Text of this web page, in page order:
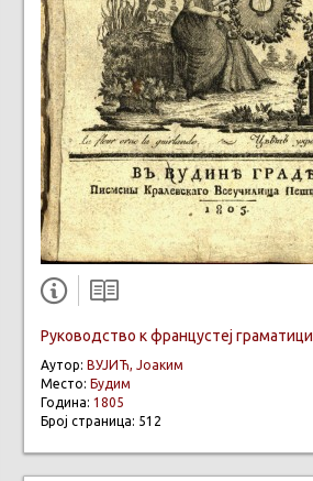
Руководство к францустеј граматици
Аутор: ВУЈИЋ, Јоаким
Место: Будим
Година: 1805
Број страница: 512